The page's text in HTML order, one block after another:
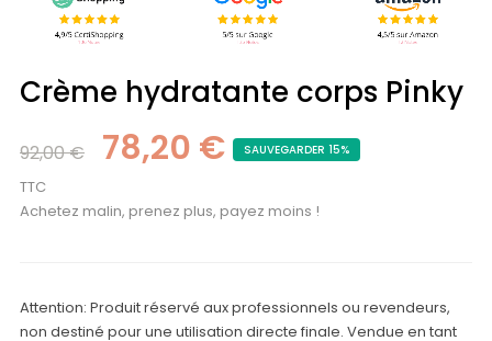
Crème hydratante corps Pinky
92,00 € 78,20 € SAUVEGARDER 15%
TTC
Achetez malin, prenez plus, payez moins !
Attention: Produit réservé aux professionnels ou revendeurs,
non destiné pour une utilisation directe finale. Vendue en tant